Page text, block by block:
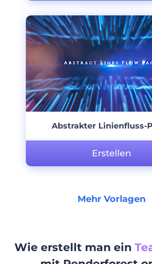
Abstrakter Linienfluss-
Erstellen
Mehr Vorlagen
Wie erstellt man ein